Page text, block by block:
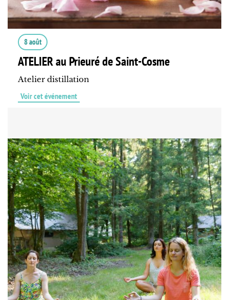
8 août
ATELIER au Prieuré de Saint-Cosme
Atelier distillation
Voir cet événement